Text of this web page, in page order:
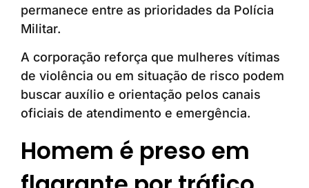
permanece entre as prioridades da Polícia
Militar.
A corporação reforça que mulheres vítimas
de violência ou em situação de risco podem
buscar auxílio e orientação pelos canais
oficiais de atendimento e emergência.
Homem é preso em